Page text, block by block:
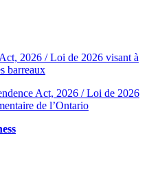
2026 / Loi de 2026 visant à
barreaux
Act, 2026 / Loi de 2026
de l’Ontario